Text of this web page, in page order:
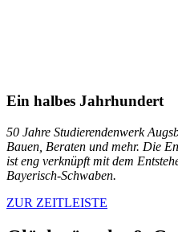
Ein halbes Jahrhundert
50 Jahre Studierendenwerk
Bauen, Beraten und mehr. Die
ist eng verknüpft mit dem
Bayerisch-Schwaben.
ZUR ZEITLEISTE